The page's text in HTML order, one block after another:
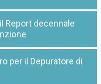
Report decennale
per il Depuratore di